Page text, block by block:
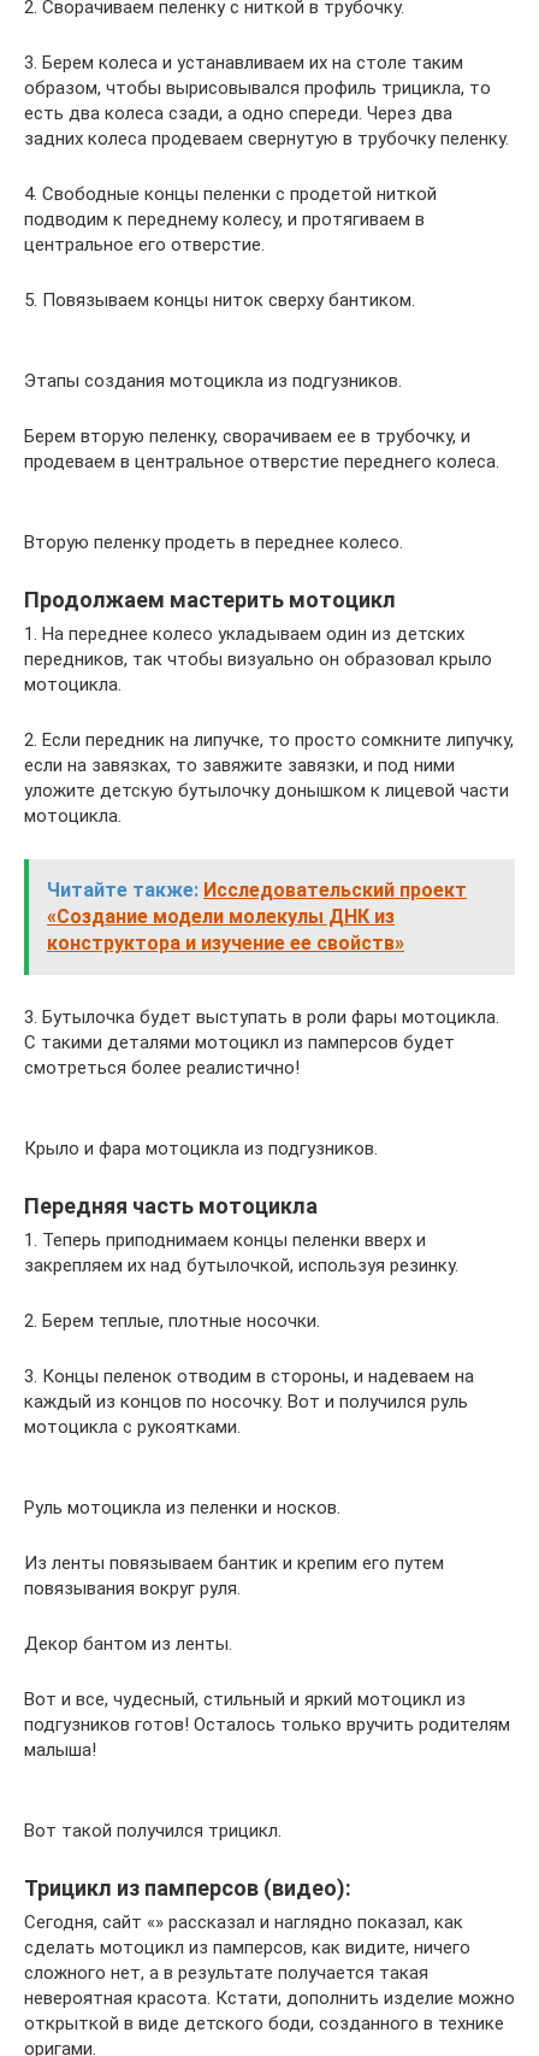
2. Сворачиваем пеленку с ниткой в трубочку.
3. Берем колеса и устанавливаем их на столе таким
образом, чтобы вырисовывался профиль трицикла, то
есть два колеса сзади, а одно спереди. Через два
задних колеса продеваем свернутую в трубочку пеленку.
4. Свободные концы пеленки с продетой ниткой
подводим к переднему колесу, и протягиваем в
центральное его отверстие.
5. Повязываем концы ниток сверху бантиком.
Этапы создания мотоцикла из подгузников.
Берем вторую пеленку, сворачиваем ее в трубочку, и
продеваем в центральное отверстие переднего колеса.
Вторую пеленку продеть в переднее колесо.
Продолжаем мастерить мотоцикл
1. На переднее колесо укладываем один из детских
передников, так чтобы визуально он образовал крыло
мотоцикла.
2. Если передник на липучке, то просто сомкните липучку,
если на завязках, то завяжите завязки, и под ними
уложите детскую бутылочку донышком к лицевой части
мотоцикла.
Читайте также: Исследовательский проект
«Создание модели молекулы ДНК из
конструктора и изучение ее свойств»
3. Бутылочка будет выступать в роли фары мотоцикла.
С такими деталями мотоцикл из памперсов будет
смотреться более реалистично!
Крыло и фара мотоцикла из подгузников.
Передняя часть мотоцикла
1. Теперь приподнимаем концы пеленки вверх и
закрепляем их над бутылочкой, используя резинку.
2. Берем теплые, плотные носочки.
3. Концы пеленок отводим в стороны, и надеваем на
каждый из концов по носочку. Вот и получился руль
мотоцикла с рукоятками.
Руль мотоцикла из пеленки и носков.
Из ленты повязываем бантик и крепим его путем
повязывания вокруг руля.
Декор бантом из ленты.
Вот и все, чудесный, стильный и яркий мотоцикл из
подгузников готов! Осталось только вручить родителям
малыша!
Вот такой получился трицикл.
Трицикл из памперсов (видео):
Сегодня, сайт «» рассказал и наглядно показал, как
сделать мотоцикл из памперсов, как видите, ничего
сложного нет, а в результате получается такая
невероятная красота. Кстати, дополнить изделие можно
открыткой в виде детского боди, созданного в технике
оригами.